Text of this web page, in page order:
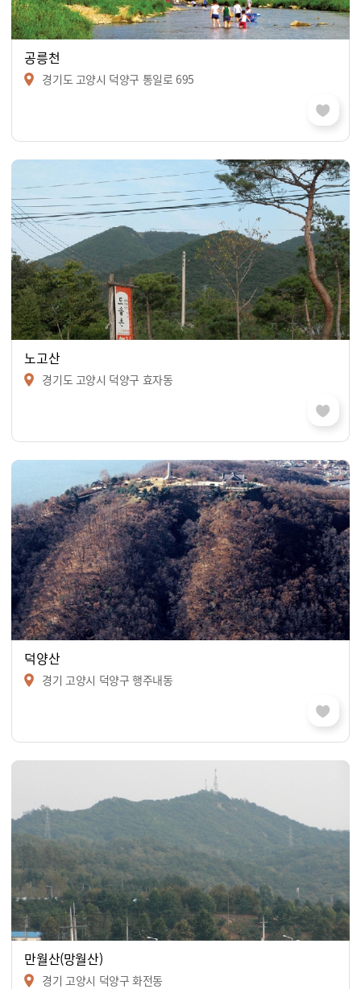
공릉천
경기도 고양시 덕양구 통일로 695
노고산
경기도 고양시 덕양구 효자동
덕양산
경기 고양시 덕양구 행주내동
만월산(망월산)
경기 고양시 덕양구 화전동